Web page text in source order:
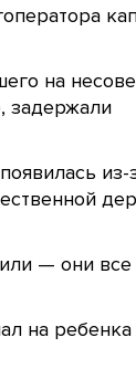
на
задержали
— они все
на